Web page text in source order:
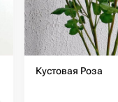
Кустовая Роза